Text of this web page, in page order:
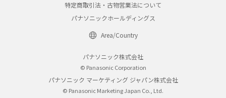
特定商取引法・古物営業法について
パナソニックホールディングス
Area/Country
パナソニック株式会社
© Panasonic Corporation
パナソニック マーケティング ジャパン株式会社
© Panasonic Marketing Japan Co., Ltd.